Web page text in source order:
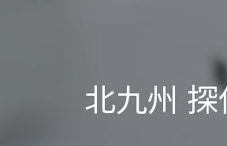
北九州